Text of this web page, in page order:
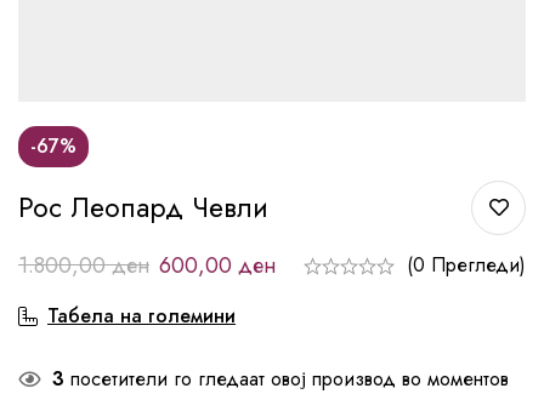
-67%
Рос Леопард Чевли
1.800,00ден 600,00 ден
(0 Прегледи)
Табела на големини
3 посетители го гледаат овој производ во моментов